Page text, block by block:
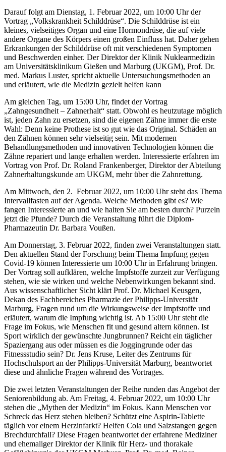
Darauf folgt am Dienstag, 1. Februar 2022, um 10:00 Uhr der
Vortrag „Volkskrankheit Schilddrüse“. Die Schilddrüse ist ein
kleines, vielseitiges Organ und eine Hormondrüse, die auf viele
andere Organe des Körpers einen großen Einfluss hat. Daher gehen
Erkrankungen der Schilddrüse oft mit verschiedenen Symptomen
und Beschwerden einher. Der Direktor der Klinik Nuklearmedizin
am Universitätsklinikum Gießen und Marburg (UKGM), Prof. Dr.
med. Markus Luster, spricht aktuelle Untersuchungsmethoden an
und erläutert, wie die Medizin gezielt helfen kann
Am gleichen Tag, um 15:00 Uhr, findet der Vortrag
„Zahngesundheit – Zahnerhalt“ statt. Obwohl es heutzutage möglich
ist, jeden Zahn zu ersetzen, sind die eigenen Zähne immer die erste
Wahl: Denn keine Prothese ist so gut wie das Original. Schäden an
den Zähnen können sehr vielseitig sein. Mit modernen
Behandlungsmethoden und innovativen Technologien können die
Zähne repariert und lange erhalten werden. Interessierte erfahren im
Vortrag von Prof. Dr. Roland Frankenberger, Direktor der Abteilung
Zahnerhaltungskunde am UKGM, mehr über die Zahnrettung.
Am Mittwoch, den 2. Februar 2022, um 10:00 Uhr steht das Thema
Intervallfasten auf der Agenda. Welche Methoden gibt es? Wie
fangen Interessierte an und wie halten Sie am besten durch? Purzeln
jetzt die Pfunde? Durch die Veranstaltung führt die Diplom-
Pharmazeutin Dr. Barbara Voußen.
Am Donnerstag, 3. Februar 2022, finden zwei Veranstaltungen statt.
Den aktuellen Stand der Forschung beim Thema Impfung gegen
Covid-19 können Interessierte um 10:00 Uhr in Erfahrung bringen.
Der Vortrag soll aufklären, welche Impfstoffe zurzeit zur Verfügung
stehen, wie sie wirken und welche Nebenwirkungen bekannt sind.
Aus wissenschaftlicher Sicht klärt Prof. Dr. Michael Keusgen,
Dekan des Fachbereiches Pharmazie der Philipps-Universität
Marburg, Fragen rund um die Wirkungsweise der Impfstoffe und
erläutert, warum die Impfung wichtig ist. Ab 15:00 Uhr steht die
Frage im Fokus, wie Menschen fit und gesund altern können. Ist
Sport wirklich der gewünschte Jungbrunnen? Reicht ein täglicher
Spaziergang aus oder müssen es die Joggingrunde oder das
Fitnessstudio sein? Dr. Jens Kruse, Leiter des Zentrums für
Hochschulsport an der Philipps-Universität Marburg, beantwortet
diese und ähnliche Fragen während des Vortrages.
Die zwei letzten Veranstaltungen der Reihe runden das Angebot der
Seniorenbildung ab. Am Freitag, 4. Februar 2022, um 10:00 Uhr
stehen die „Mythen der Medizin“ im Fokus. Kann Menschen vor
Schreck das Herz stehen bleiben? Schützt eine Aspirin-Tablette
täglich vor einem Herzinfarkt? Helfen Cola und Salzstangen gegen
Brechdurchfall? Diese Fragen beantwortet der erfahrene Mediziner
und ehemaliger Direktor der Klinik für Herz- und thorakale